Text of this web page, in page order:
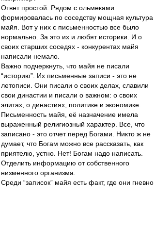
Ответ простой. Рядом с ольмеками
формировалась по соседству мощная культура
майя. Вот у них с письменностью все было
нормально. За это их и любят историки. И о
своих старших соседях - конкурентах майя
написали немало.
Важно подчеркнуть, что майя не писали
“историю”. Их письменные записи - это не
летописи. Они писали о своих делах, славили
свои династии и писали о важном: о своих
элитах, о династиях, политике и экономике.
Письменность майя, её назначение имела
выраженный религиозный характер. Все, что
записано - это отчет перед Богами. Никто ж не
думает, что Богам можно все рассказать, как
приятелю, устно. Нет! Богам надо написать.
Отделить информацию от собственного
низменного организма.
Среди “записок” майя есть факт, где они гневно